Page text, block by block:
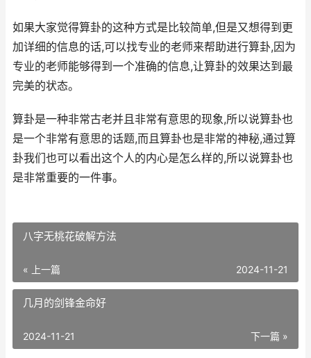
如果大家觉得算卦的这种方式是比较简单,但是又想得到更
加详细的信息的话,可以找专业的老师来帮助进行算卦,因为
专业的老师能够得到一个准确的信息,让算卦的效果达到最
完美的状态。
算卦是一种非常古老并且非常有意思的现象,所以说算卦也
是一个非常有意思的话题,而且算卦也是非常的神秘,通过算
卦我们也可以看出这个人的内心是怎么样的,所以说算卦也
是非常重要的一件事。
八字无桃花破解方法
« 上一篇 2024-11-21
几月的剑锋金命好
下一篇 »
2024-11-21